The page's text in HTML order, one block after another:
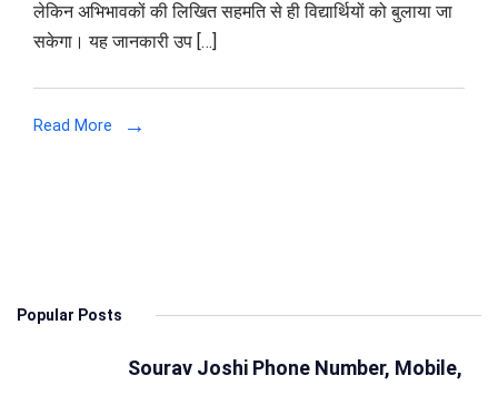
शर्तो
12
के
लेकिन अभिभावकों की लिखित सहमति से ही विद्यार्थियों को बुलाया जा
सकेगा। यह जानकारी उप […]
Read More
Popular Posts
Sourav Joshi Phone Number, Mobile,